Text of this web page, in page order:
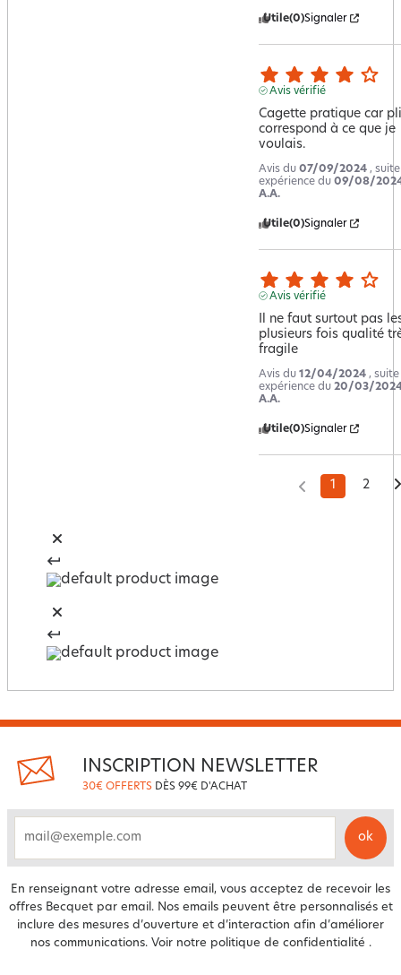
Utile(0)Signaler
Avis vérifié
Cagette pratique car
correspond à ce que je
voulais.
Avis du 07/09/2024 ,
expérience du 09/08/
A.A.
Utile(0)Signaler
Avis vérifié
Il ne faut surtout pas
plusieurs fois qualité
fragile
Avis du 12/04/2024 , suite
expérience du 20/03/
A.A.
Utile(0)Signaler
1 2
INSCRIPTION NEWSLETTER
30€ OFFERTS DÈS 99€ D'ACHAT
ok
En renseignant votre adresse email, vous acceptez de recevoir les
offres Becquet par email. Nos emails peuvent être personnalisés et
inclure des mesures d’ouverture et d’interaction afin d’améliorer
nos communications. Voir notre politique de confidentialité .